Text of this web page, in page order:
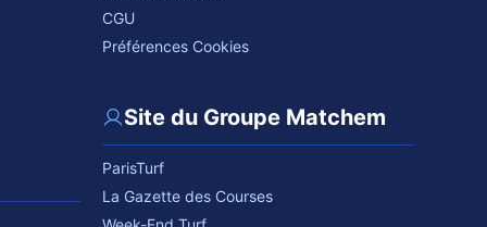
CGU
Préférences Cookies
Site du Groupe Matchem
ParisTurf
La Gazette des Courses